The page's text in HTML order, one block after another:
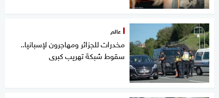
عالم
مخدرات للجزائر ومهاجرون لإسبانيا..
سقوط شبكة تهريب كبرى